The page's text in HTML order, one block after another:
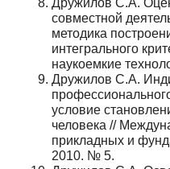
совместной
методика
интегрального
наукоемкие
Дружилов С.А.
условие
человека //
прикладных и
2010. № 5.